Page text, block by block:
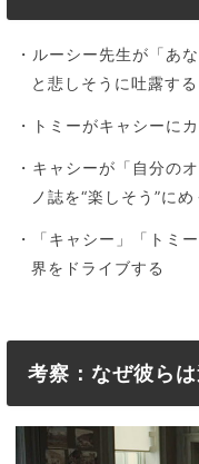
・ルーシー先生が「あ
と悲しそうに吐露する
・トミーがキャシーに
・キャシーが「自分の
ノ誌を“楽しそう”にめ
・「キャシー」「トミ
界をドライブする
考察：なぜ彼ら